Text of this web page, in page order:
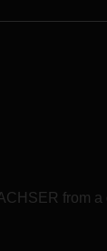
from a